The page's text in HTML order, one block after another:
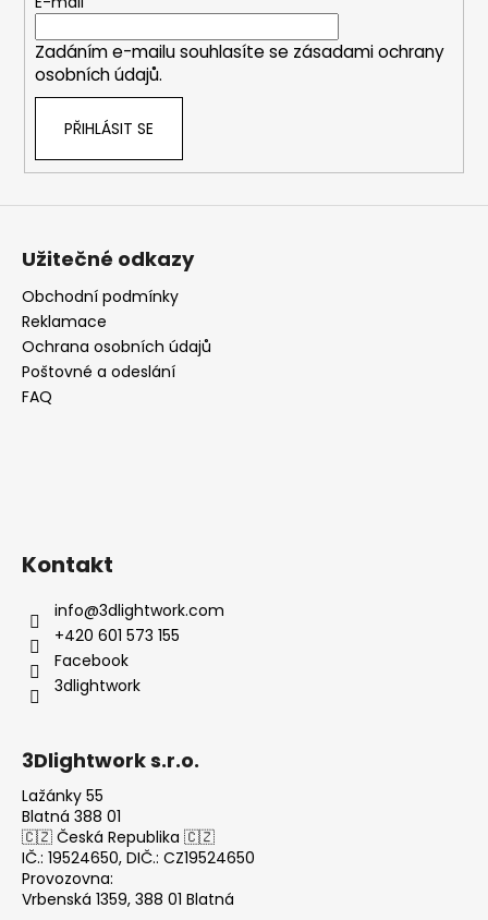
Zadáním e-mailu souhlasíte se zásadami ochrany
osobních údajů.
PŘIHLÁSIT SE
Užitečné odkazy
Obchodní podmínky
Reklamace
Ochrana osobních údajů
Poštovné a odeslání
FAQ
Kontakt
info@3dlightwork.com
+420 601 573 155
Facebook
3dlightwork
3Dlightwork s.r.o.
Lažánky 55
Blatná 388 01
🇨🇿 Česká Republika 🇨🇿
IČ.: 19524650, DIČ.: CZ19524650
Provozovna:
Vrbenská 1359, 388 01 Blatná